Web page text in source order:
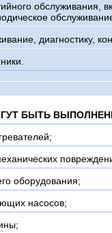
обслуживания,
диагностику,
БЫТЬ
оборудования;
насосов;